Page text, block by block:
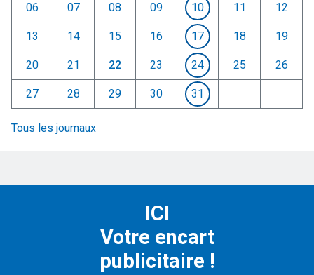
06 07 08 09 10 11 12
13 14 15 16 17 18 19
20 21 22 23 24 25 26
27 28 29 30 31
Tous les journaux
ICI
Votre encart
publicitaire !